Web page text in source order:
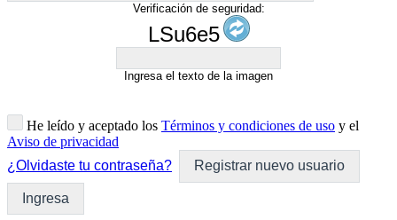
Verificación de seguridad:
LSu6e5
Ingresa el texto de la imagen
He leído y aceptado los Términos y condiciones de uso y el
Aviso de privacidad
¿Olvidaste tu contraseña?
Registrar nuevo usuario
Ingresa